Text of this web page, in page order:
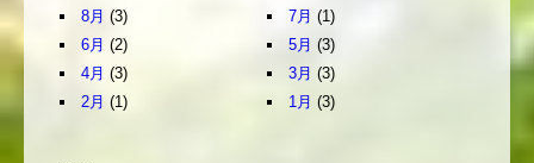
8月 (3) 7月 (1)
6月 (2) 5月 (3)
4月 (3) 3月 (3)
2月 (1) 1月 (3)